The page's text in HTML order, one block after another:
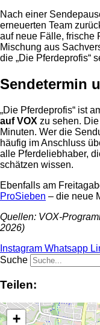
Nach einer
erneuerten Team
auf neue Fälle, frische
Mischung aus
die „Die Pferdeprofis“
Sendetermin
„Die Pferdeprofis“ ist
auf VOX zu sehen.
Minuten. Wer die
häufig im Anschluss
alle Pferdeliebhaber,
schätzen wissen.
Ebenfalls am
ProSieben – die neue
Quellen: VOX-
2026)
Instagram Whatsapp
Suche
Teilen:
+